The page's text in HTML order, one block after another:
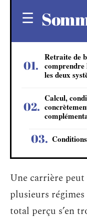
Retraite de
comprendre
les deux
Calcul,
Une carrière
plusieurs
total perçu s’en